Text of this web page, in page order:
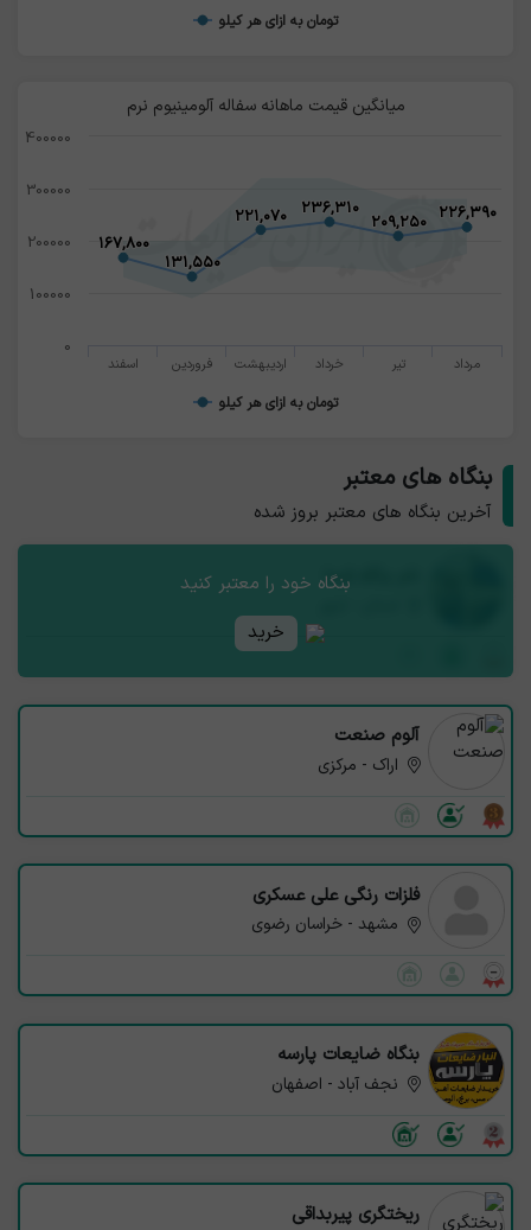
تومان به ازای هر کیلو
میانگین قیمت ماهانه سفاله آلومینیوم نرم
۱۶۷,۸۰۰
۱۶۷,۸۰۰
۱۳۱,۵۵۰
۱۳۱,۵۵۰
۲۲۱,۰۷۰
۲۲۱,۰۷۰ ۲۳۶,۳۱۰
۲۳۶,۳۱۰
۲۰۹,۲۵۰
۲۰۹,۲۵۰ ۲۲۶,۳۹۰
۲۲۶,۳۹۰
تومان به ازای هر کیلو
اسفند فروردین اردیبهشت خرداد تیر مرداد
0
100000
200000
300000
400000
بنگاه های معتبر
آخرین بنگاه های معتبر بروز شده
بنگاه خود را معتبر کنید
خرید
نام بنگاه شما
آلوم صنعت
اراک - مرکزی
فلزات رنگی علی عسکری
مشهد - خراسان رضوی
بنگاه ضایعات پارسه
نجف آباد - اصفهان
ریختگری پیربداقی